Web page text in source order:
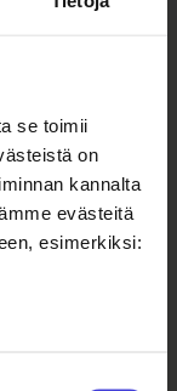
se toimii
on
kannalta
evästeitä
esimerkiksi:
ne
keille
se